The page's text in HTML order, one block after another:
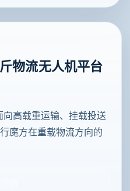
物流无人机平台
高载重运输、挂载投送
魔方在重载物流方向的